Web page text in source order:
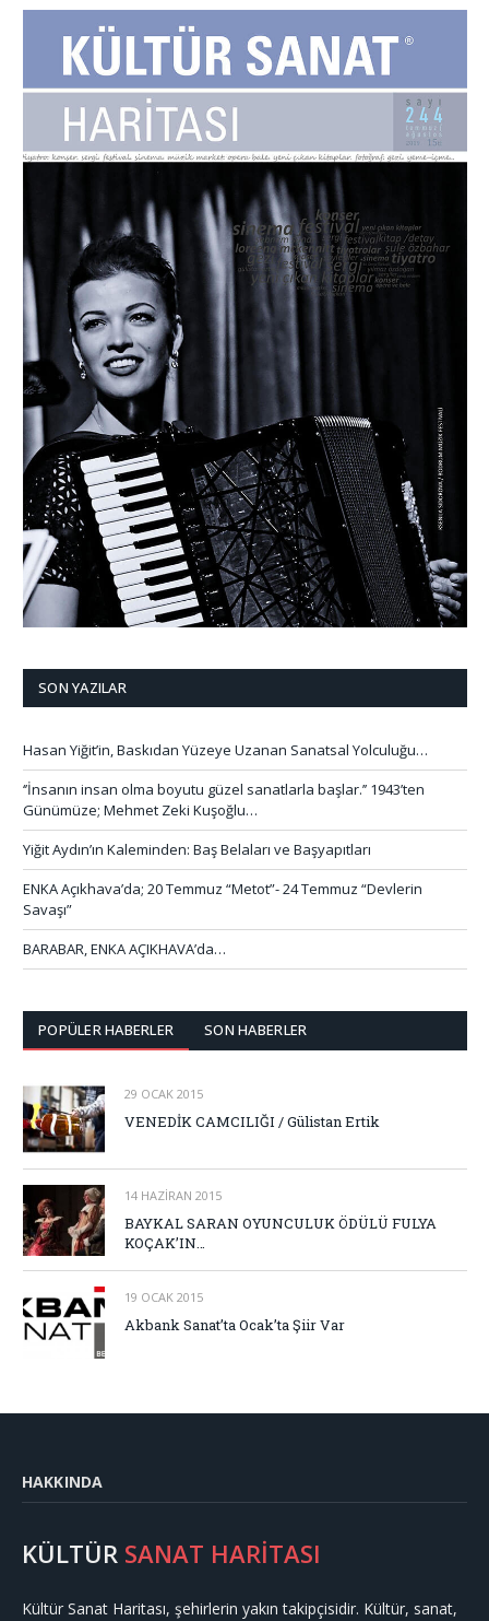
SON YAZILAR
Hasan Yiğit’in, Baskıdan Yüzeye Uzanan Sanatsal Yolculuğu…
‘’İnsanın insan olma boyutu güzel sanatlarla başlar.’’ 1943’ten
Günümüze; Mehmet Zeki Kuşoğlu…
Yiğit Aydın’ın Kaleminden: Baş Belaları ve Başyapıtları
ENKA Açıkhava’da; 20 Temmuz “Metot”- 24 Temmuz “Devlerin
Savaşı”
BARABAR, ENKA AÇIKHAVA’da…
POPÜLER HABERLER SON HABERLER
29 OCAK 2015
VENEDİK CAMCILIĞI / Gülistan Ertik
14 HAZIRAN 2015
BAYKAL SARAN OYUNCULUK ÖDÜLÜ FULYA
KOÇAK’IN…
19 OCAK 2015
Akbank Sanat’ta Ocak’ta Şiir Var
HAKKINDA
KÜLTÜR SANAT HARİTASI
Kültür Sanat Haritası, şehirlerin yakın takipçisidir. Kültür, sanat,